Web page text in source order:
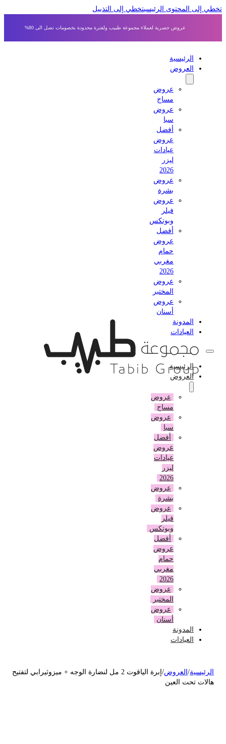
إلى المحتوى الرئيسي تخطي إلى التذييل
عروض حصرية لعملاء مجموعة طبيب ولفترة محدودة بخصومات تصل الى 80%
الرئيسية
العروض
عروض
مساج
عروض
أفضل
عروض
عيادات
عروض
بشرة
عروض
وبوتكس
أفضل
عروض
حمام
مغربي
عروض
المختبر
عروض
أسنان
المدونة
العيادات
الرئيسية
العروض
عروض
مساج
عروض
أفضل
عروض
عيادات
عروض
بشرة
عروض
وبوتكس
أفضل
عروض
حمام
مغربي
عروض
المختبر
عروض
أسنان
المدونة
العيادات
/العروض
إبرة الياقوت 2 مل لنضارة الوجه + ميزوثيرابي لتفتيح
تحت العين